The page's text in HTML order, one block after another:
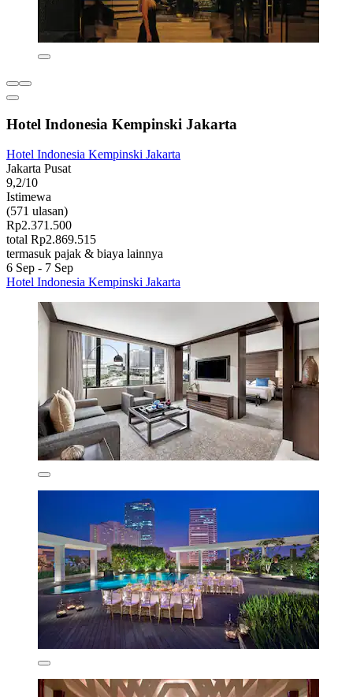
Hotel Indonesia Kempinski Jakarta
Hotel Indonesia Kempinski Jakarta
Jakarta Pusat
9,2/10
Istimewa
(571 ulasan)
Rp2.371.500
total Rp2.869.515
termasuk pajak & biaya lainnya
6 Sep - 7 Sep
Hotel Indonesia Kempinski Jakarta